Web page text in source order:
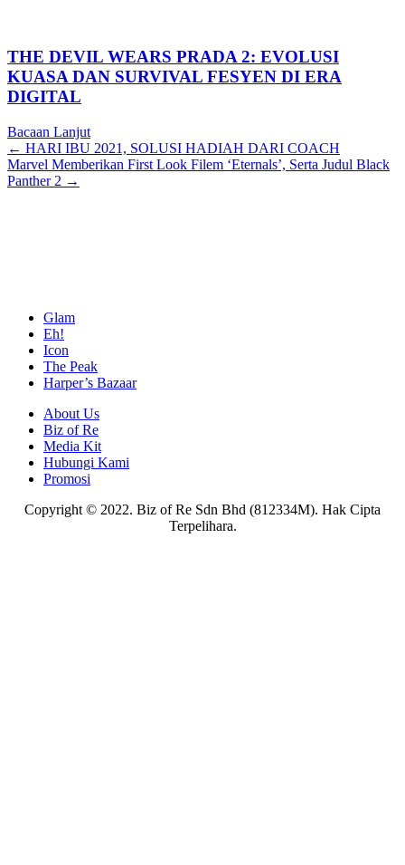
THE DEVIL WEARS PRADA 2: EVOLUSI
KUASA DAN SURVIVAL FESYEN DI ERA
DIGITAL
Bacaan Lanjut
Posts
navigation
← HARI IBU 2021, SOLUSI HADIAH DARI COACH
Marvel Memberikan First Look Filem ‘Eternals’, Serta Judul Black
Panther 2 →
Glam
Eh!
Icon
The Peak
Harper’s Bazaar
About Us
Biz of Re
Media Kit
Hubungi Kami
Promosi
Copyright © 2022. Biz of Re Sdn Bhd (812334M). Hak Cipta
Terpelihara.